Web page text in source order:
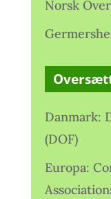
Norsk
Danmark:
(DOF)
Europa: